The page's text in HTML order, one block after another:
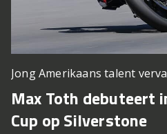
Jong Amerikaans talent
Max Toth debuteert
Cup op Silverstone